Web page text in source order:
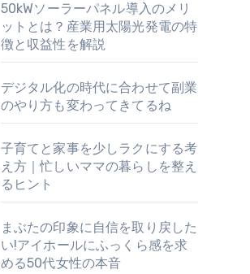
50kWソーラーパネル導入のメリ
ットとは？産業用太陽光発電の特
徴と収益性を解説
デジタル化の時代に合わせて副業
のやり方も変わってきてるね
子育てと家事を少しラクにする考
え方｜忙しいママの暮らしを整え
るヒント
まぶたの印象に自信を取り戻した
い!アイホールにふっくら感を求
める50代女性の本音